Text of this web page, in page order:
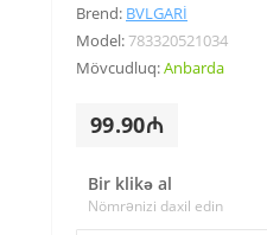
Brend: BVLGARI
Model:783320521034
Mövcudluq:Anbarda
99.90₼
Bir klikə al
Nömrənizi daxil edin